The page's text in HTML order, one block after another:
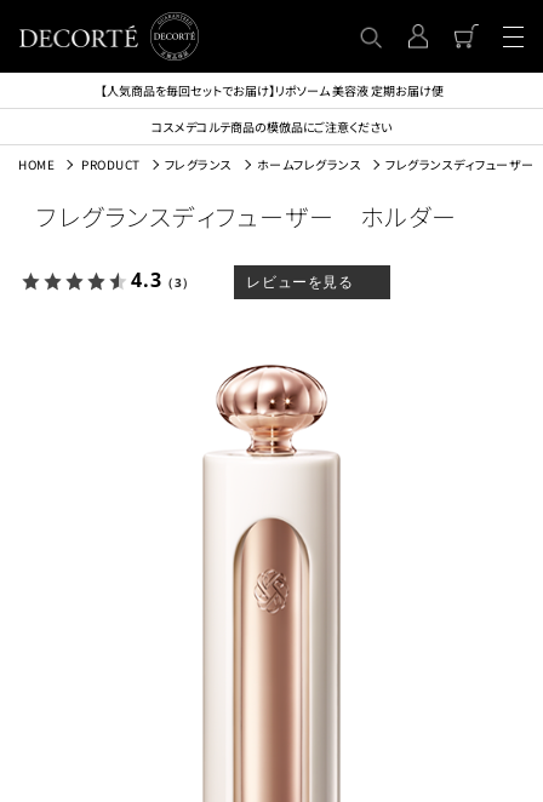
【人気商品を毎回セットでお届け】リポソーム 美容液 定期お届け便
コスメデコルテ商品の模倣品にご注意ください
HOME PRODUCT フレグランス ホームフレグランス フレグランスディフューザ
フレグランスディフューザー ホルダー
4.3 （3） レビューを見る